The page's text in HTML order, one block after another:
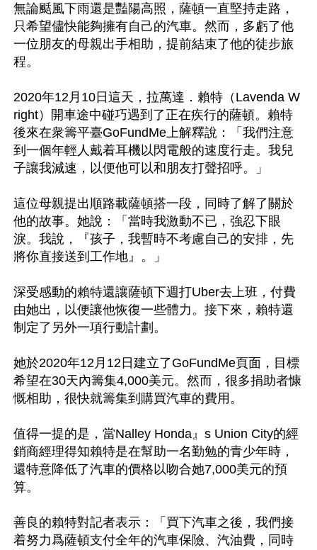
無論颳風下雨還是豔陽高照，薩頓一直堅持走路，
只希望儘快能夠擁有自己的汽車。然而，多虧了他
一位朋友的母親出手相助，提前結束了他的徒步旅
程。
2020年12月10日這天，拉萬達．賴特（Lavenda W
right）開車途中碰巧遇到了正在疾行的薩頓。賴特
後來在衆籌平臺GoFundMe上解釋說：「我們注意
到一個年輕人戴着耳機以閃電般的速度行走。我兒
子讓我減速，以便他可以和朋友打聲招呼。」
這位母親提出順路載薩頓搭一段，同時了解了關於
他的故事。她說：「當時我激動不已，強忍下眼
淚。我說，『孩子，我暫時不考慮自己的安排，先
將你直接送到工作地』。」
深受感動的賴特還讓薩頓下週打Uber去上班，付費
由她出，以便讓他恢復一些體力。接下來，賴特還
制定了另外一項行動計劃。
她於2020年12月12日建立了GoFundMe頁面，目標
希望在30天內籌集4,000美元。然而，很多捐助者慷
慨相助，很快就籌集到購買汽車的費用。
值得一提的是，當Nalley Honda』s Union City的經
銷商經理得知賴特是在幫助一名勤勉的青少年時，
還特意降低了汽車的價格以吻合她7,000美元的預
算。
善良的賴特對記者表示：「買下汽車之後，我們接
着努力爲薩頓支付全年的汽車保險、汽油費，同時